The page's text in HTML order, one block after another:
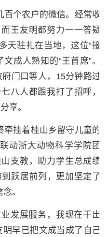
个农户的微信。经常收
王友明都努力一一答疑
天驻扎在当地，这位“接
成人熟知的“王首席”。
门口等人，15分钟路过
八人都跟我打了招呼，
享。
挂着桂山乡留守儿童的
动浙大动物科学学院团
支教，助力学生总成绩
跃居前列，更加坚定了
。
发展服务，我现在干出
早已把文成当成了自己